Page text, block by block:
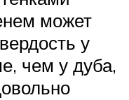
может
у
чем у дуба,